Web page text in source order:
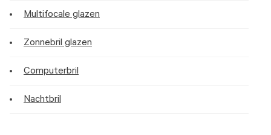
Multifocale glazen
Zonnebril glazen
Computerbril
Nachtbril